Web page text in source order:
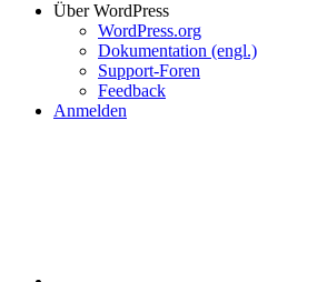
Über WordPress
WordPress.org
Dokumentation (engl.)
Support-Foren
Feedback
Anmelden